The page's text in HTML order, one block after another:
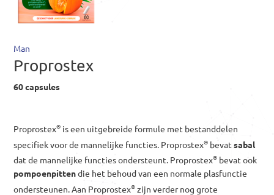
Man
Proprostex
60 capsules
Proprostex® is een uitgebreide formule met bestanddelen
specifiek voor de mannelijke functies. Proprostex® bevatsabal
dat de mannelijke functies ondersteunt. Proprostex® bevat ook
pompoenpittendie het behoud van een normale plasfunctie
ondersteunen. Aan Proprostex® zijn verder nog grote